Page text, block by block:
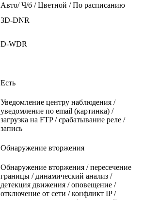
Авто/ Ч/б / Цветной / По расписанию
3D-DNR
D-WDR
Есть
Уведомление центру наблюдения /
уведомление по email (картинка) /
загрузка на FTP / срабатывание реле /
запись
Обнаружение вторжения
Обнаружение вторжения / пересечение
границы / динамический анализ /
детекция движения / оповещение /
отключение от сети / конфликт IP /